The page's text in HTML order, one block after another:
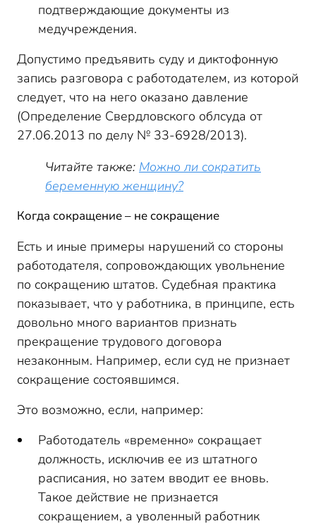
подтверждающие документы из
медучреждения.
Допустимо предъявить суду и диктофонную
запись разговора с работодателем, из которой
следует, что на него оказано давление
(Определение Свердловского облсуда от
27.06.2013 по делу № 33-6928/2013).
Читайте также: Можно ли сократить
беременную женщину?
Когда сокращение – не сокращение
Есть и иные примеры нарушений со стороны
работодателя, сопровождающих увольнение
по сокращению штатов. Судебная практика
показывает, что у работника, в принципе, есть
довольно много вариантов признать
прекращение трудового договора
незаконным. Например, если суд не признает
сокращение состоявшимся.
Это возможно, если, например:
Работодатель «временно» сокращает
должность, исключив ее из штатного
расписания, но затем вводит ее вновь.
Такое действие не признается
сокращением, а уволенный работник